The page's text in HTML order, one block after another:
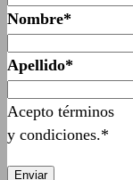
Nombre*
Apellido*
Acepto términos
y condiciones.*